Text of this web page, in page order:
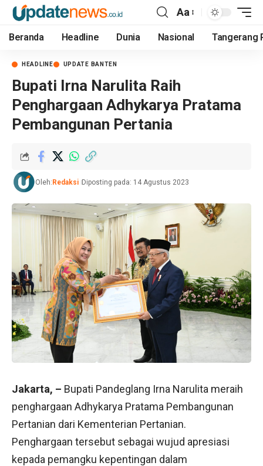
Aa
Beranda Headline Dunia Nasional Tangerang
HEADLINE UPDATE BANTEN
Bupati Irna Narulita Raih
Penghargaan Adhykarya Pratama
Pembangunan Pertania
Oleh: Redaksi Diposting pada: 14 Agustus 2023
Jakarta, – Bupati Pandeglang Irna Narulita meraih
penghargaan Adhykarya Pratama Pembangunan
Pertanian dari Kementerian Pertanian.
Penghargaan tersebut sebagai wujud apresiasi
kepada pemangku kepentingan dalam